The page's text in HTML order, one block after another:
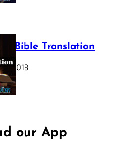
Bible Translation
2018
our App